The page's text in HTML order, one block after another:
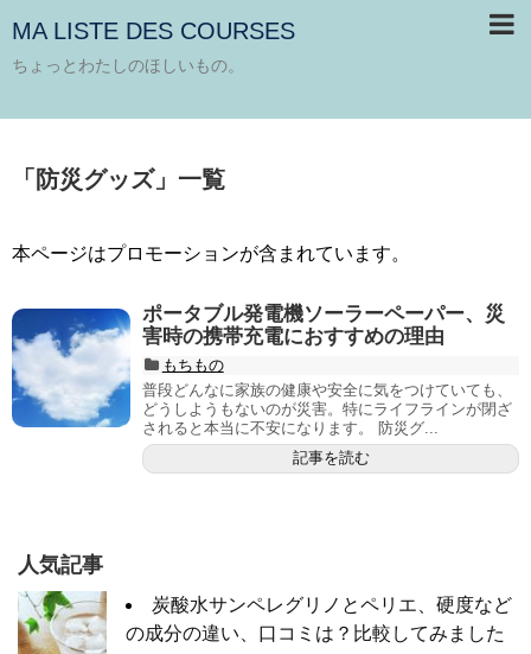
MA LISTE DES COURSES
ちょっとわたしのほしいもの。
「 防災グッズ」 一覧
本ページはプロモーションが含まれています。
ポータブル発電機ソーラーペーパー、災
害時の携帯充電におすすめの理由
もちもの
普段どんなに家族の健康や安全に気をつけていても、
どうしようもないのが災害。特にライフラインが閉ざ
されると本当に不安になります。 防災グ...
記事を読む
人気記事
炭酸水サンペレグリノとペリエ、硬度など
の成分の違い、口コミは？比較してみました